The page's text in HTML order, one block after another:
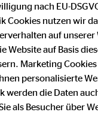
Ihr Interesse an
hat einen
E-Mail-Adresse
betroffenen Person,
nach EU-
Cookies nutzen wir
auf unserer
Website auf Basis
Marketing
personalisierte
werden die Daten
als Besucher über